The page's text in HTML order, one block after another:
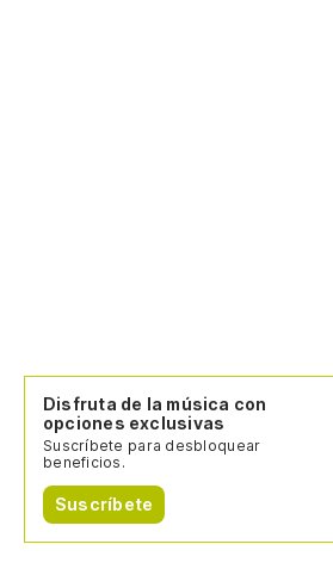
Disfruta de la música con
opciones exclusivas
Suscríbete para desbloquear
beneficios.
Suscríbete